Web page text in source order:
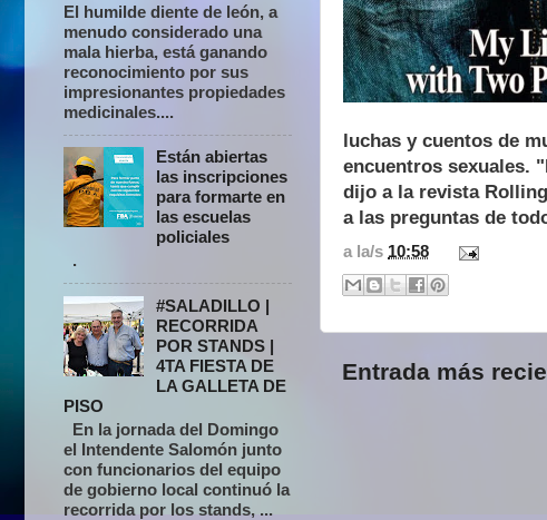
luchas y cuentos de
encuentros sexuales.
dijo a la revista
a las preguntas de
a la/s 10:58
Entrada más
El humilde diente de león, a
menudo considerado una
mala hierba, está ganando
reconocimiento por sus
impresionantes propiedades
medicinales....
Están abiertas
las inscripciones
para formarte en
las escuelas
policiales
.
#SALADILLO |
RECORRIDA
POR STANDS |
4TA FIESTA DE
LA GALLETA DE
PISO
En la jornada del Domingo
el Intendente Salomón junto
con funcionarios del equipo
de gobierno local continuó la
recorrida por los stands, ...